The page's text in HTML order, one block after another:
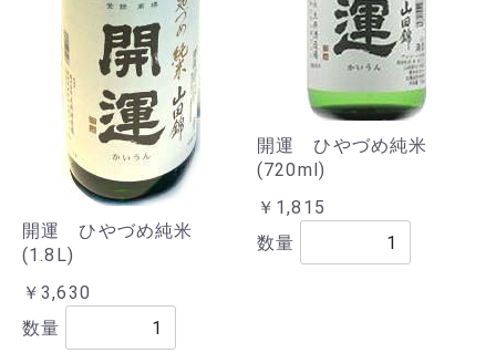
開運 ひやづめ純米
(1.8L)
￥3,630
数量
開運 ひやづめ純米
(720ml)
￥1,815
数量